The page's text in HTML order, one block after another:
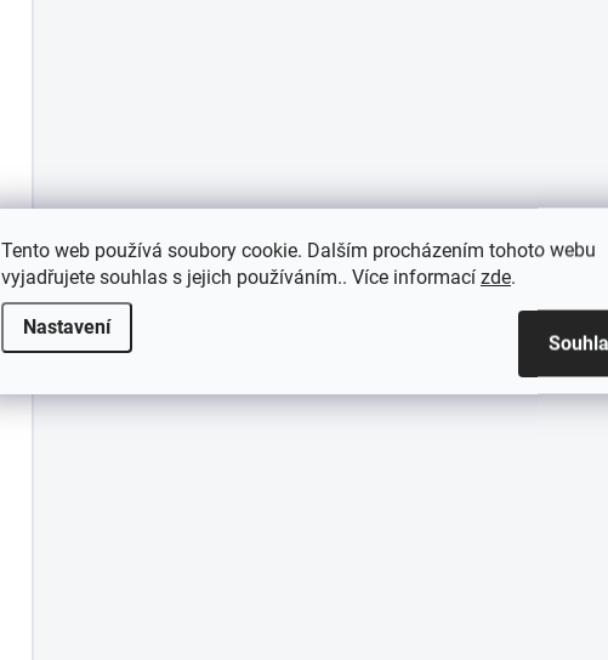
Tento web používá soubory cookie. Dalším procházením tohoto webu
vyjadřujete souhlas s jejich používáním.. Více informací zde.
Nastavení